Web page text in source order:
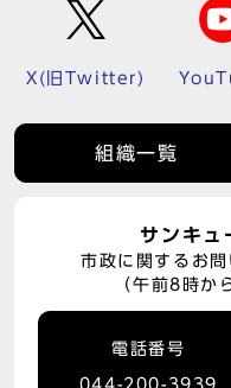
X(旧Twitter)
組織一覧
サンキュ
市政に関するお
（午前8時か
電話番号
044-200-3939